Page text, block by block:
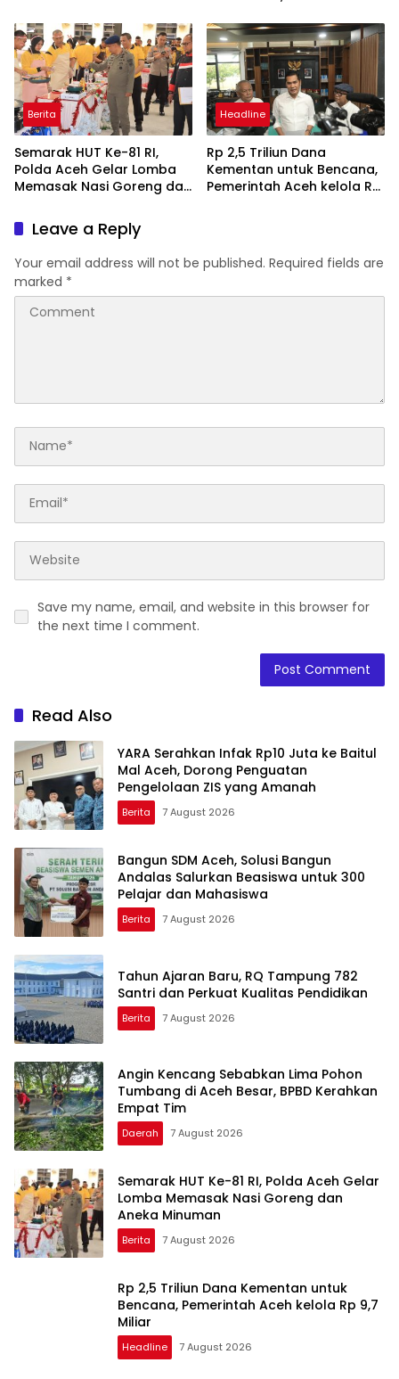
Berita
Semarak HUT Ke-81 RI,
Polda Aceh Gelar Lomba
Memasak Nasi Goreng dan
Headline
Rp 2,5 Triliun Dana
Kementan untuk Bencana,
Pemerintah Aceh kelola Rp
Leave a Reply
Your email address will not be published. Required fields are
marked *
Save my name, email, and website in this browser for
the next time I comment.
Read Also
YARA Serahkan Infak Rp10 Juta ke Baitul
Mal Aceh, Dorong Penguatan
Pengelolaan ZIS yang Amanah
Berita 7 August 2026
Bangun SDM Aceh, Solusi Bangun
Andalas Salurkan Beasiswa untuk 300
Pelajar dan Mahasiswa
Berita 7 August 2026
Tahun Ajaran Baru, RQ Tampung 782
Santri dan Perkuat Kualitas Pendidikan
Berita 7 August 2026
Angin Kencang Sebabkan Lima Pohon
Tumbang di Aceh Besar, BPBD Kerahkan
Empat Tim
Daerah 7 August 2026
Semarak HUT Ke-81 RI, Polda Aceh Gelar
Lomba Memasak Nasi Goreng dan
Aneka Minuman
Berita 7 August 2026
Rp 2,5 Triliun Dana Kementan untuk
Bencana, Pemerintah Aceh kelola Rp 9,7
Miliar
Headline 7 August 2026